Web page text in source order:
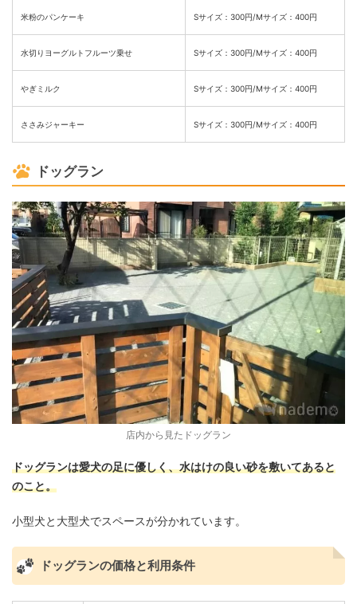
米粉のパンケーキ Sサイズ：300円/Mサイズ：400円
水切りヨーグルトフルーツ乗せ Sサイズ：300円/Mサイズ：400円
やぎミルク Sサイズ：300円/Mサイズ：400円
ささみジャーキー Sサイズ：300円/Mサイズ：400円
ドッグラン
店内から見たドッグラン
ドッグランは愛犬の足に優しく、水はけの良い砂を敷いてあると
のこと。
小型犬と大型犬でスペースが分かれています。
ドッグランの価格と利用条件